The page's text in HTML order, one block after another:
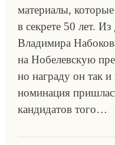
материалы,
в секрете 50 лет.
Владимира
на Нобелевскую
но награду он так
номинация
кандидатов того…